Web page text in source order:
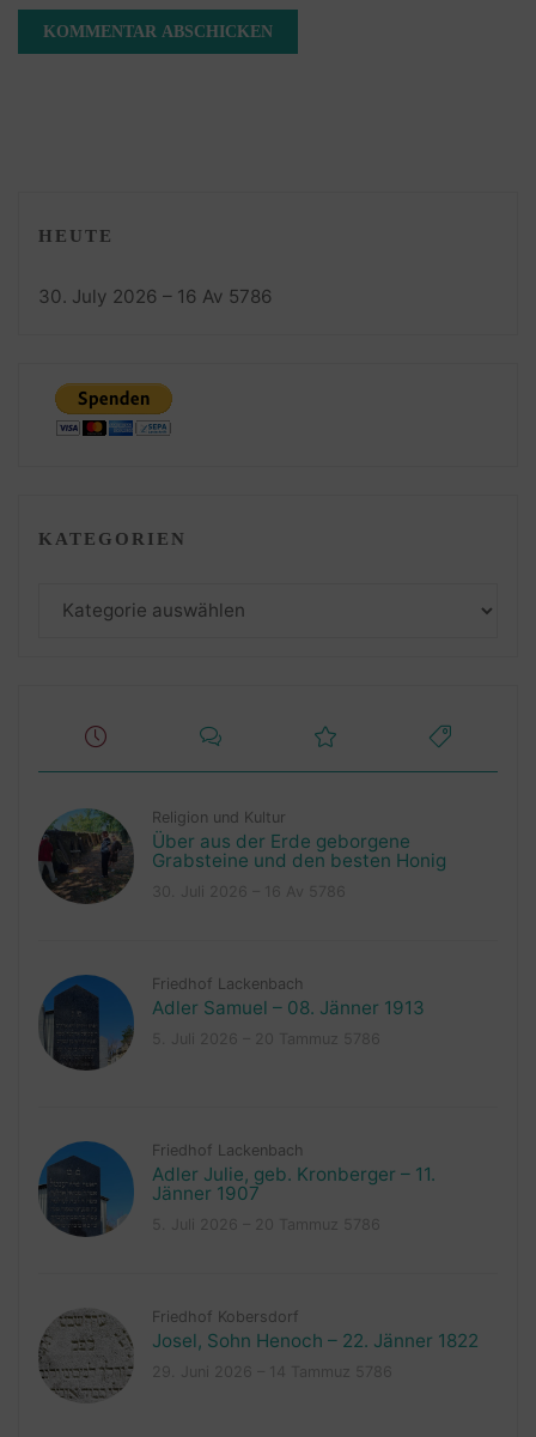
HEUTE
30. July 2026 – 16 Av 5786
KATEGORIEN
Religion und Kultur
Über aus der Erde geborgene
Grabsteine und den besten Honig
Friedhof Lackenbach
Adler Samuel – 08. Jänner 1913
Friedhof Lackenbach
Adler Julie, geb. Kronberger – 11.
Jänner 1907
Friedhof Kobersdorf
Josel, Sohn Henoch – 22. Jänner 1822